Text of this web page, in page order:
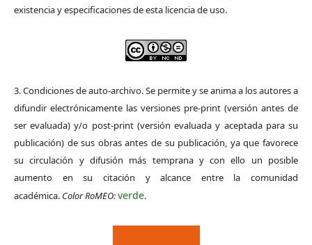
existencia y especificaciones de esta licencia de uso.
3. Condiciones de auto-archivo. Se permite y se anima a los autores a
difundir electrónicamente las versiones pre-print (versión antes de
ser evaluada) y/o post-print (versión evaluada y aceptada para su
publicación) de sus obras antes de su publicación, ya que favorece
su circulación y difusión más temprana y con ello un posible
aumento en su citación y alcance entre la comunidad
académica. Color RoMEO:verde.